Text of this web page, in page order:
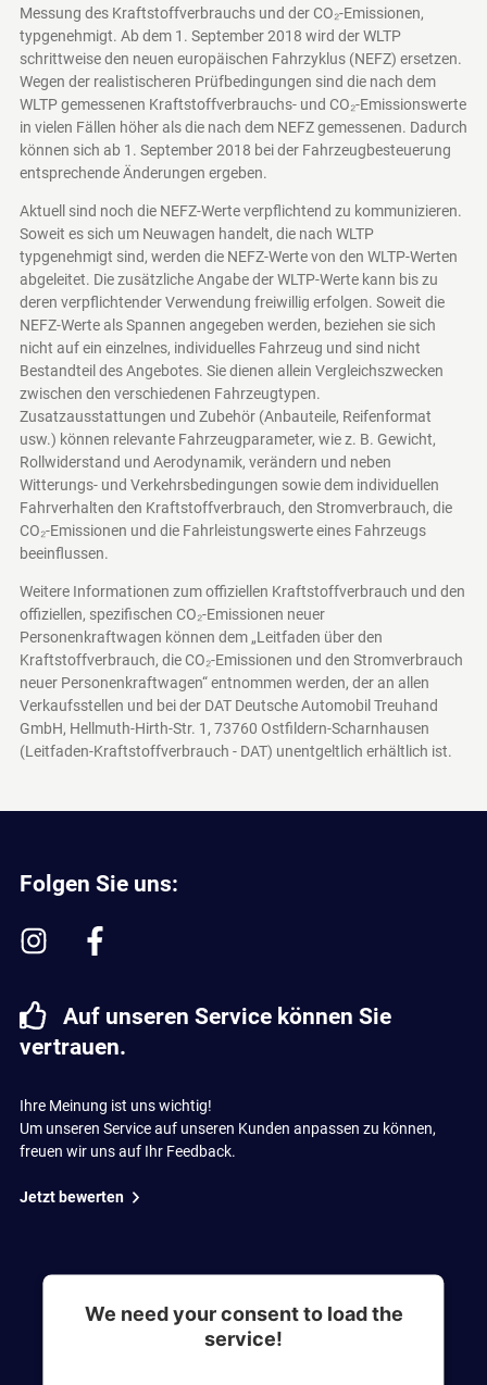
Messung des Kraftstoffverbrauchs und der CO₂-Emissionen,
typgenehmigt. Ab dem 1. September 2018 wird der WLTP
schrittweise den neuen europäischen Fahrzyklus (NEFZ) ersetzen.
Wegen der realistischeren Prüfbedingungen sind die nach dem
WLTP gemessenen Kraftstoffverbrauchs- und CO₂-Emissionswerte
in vielen Fällen höher als die nach dem NEFZ gemessenen. Dadurch
können sich ab 1. September 2018 bei der Fahrzeugbesteuerung
entsprechende Änderungen ergeben.
Aktuell sind noch die NEFZ-Werte verpflichtend zu kommunizieren.
Soweit es sich um Neuwagen handelt, die nach WLTP
typgenehmigt sind, werden die NEFZ-Werte von den WLTP-Werten
abgeleitet. Die zusätzliche Angabe der WLTP-Werte kann bis zu
deren verpflichtender Verwendung freiwillig erfolgen. Soweit die
NEFZ-Werte als Spannen angegeben werden, beziehen sie sich
nicht auf ein einzelnes, individuelles Fahrzeug und sind nicht
Bestandteil des Angebotes. Sie dienen allein Vergleichszwecken
zwischen den verschiedenen Fahrzeugtypen.
Zusatzausstattungen und Zubehör (Anbauteile, Reifenformat
usw.) können relevante Fahrzeugparameter, wie z. B. Gewicht,
Rollwiderstand und Aerodynamik, verändern und neben
Witterungs- und Verkehrsbedingungen sowie dem individuellen
Fahrverhalten den Kraftstoffverbrauch, den Stromverbrauch, die
CO₂-Emissionen und die Fahrleistungswerte eines Fahrzeugs
beeinflussen.
Weitere Informationen zum offiziellen Kraftstoffverbrauch und den
offiziellen, spezifischen CO₂-Emissionen neuer
Personenkraftwagen können dem „Leitfaden über den
Kraftstoffverbrauch, die CO₂-Emissionen und den Stromverbrauch
neuer Personenkraftwagen“ entnommen werden, der an allen
Verkaufsstellen und bei der DAT Deutsche Automobil Treuhand
GmbH, Hellmuth-Hirth-Str. 1, 73760 Ostfildern-Scharnhausen
(Leitfaden-Kraftstoffverbrauch - DAT) unentgeltlich erhältlich ist.
Folgen Sie uns:
Auf unseren Service können Sie
vertrauen.
Ihre Meinung ist uns wichtig!
Um unseren Service auf unseren Kunden anpassen zu können,
freuen wir uns auf Ihr Feedback.
Jetzt bewerten
We need your consent to load the
service!